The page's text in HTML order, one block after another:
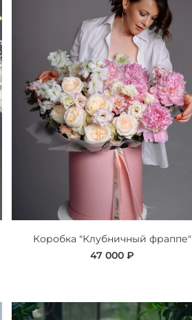
Коробка "Клубничный фраппе"
47 000 ₽